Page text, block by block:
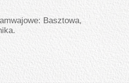
Basztowa,